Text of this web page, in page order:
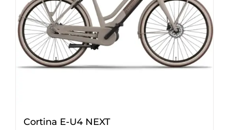
Cortina E-U4 NEXT